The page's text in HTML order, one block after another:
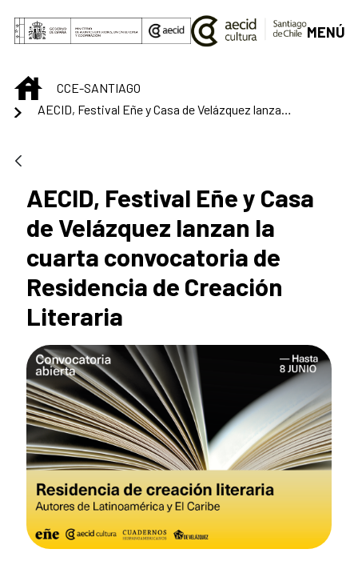
Saltar al contenido principal
MENÚ
INICIOCCE-SANTIAGO
AECID, Festival Eñe y Casa
de Velázquez lanzan la
cuarta convocatoria de
Residencia de Creación
Literaria